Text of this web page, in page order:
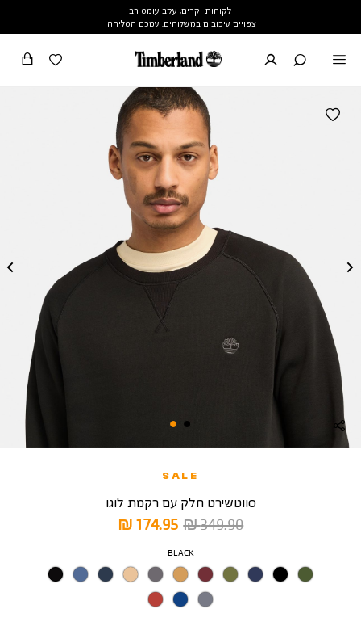
לקוחות יקרים, עקב עומס רב
צפויים עיכובים במשלוחים. עמכם הסליחה
SALE
סווטשירט חלק עם רקמת לוגו
מחיר
מוצר
174.95 ₪
מחיר
349.90 ₪
צבע
BLACK